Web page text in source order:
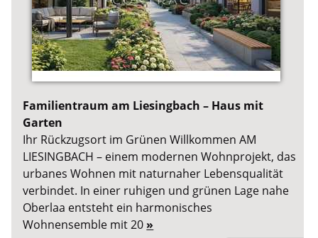
Familientraum am Liesingbach – Haus mit
Garten
Ihr Rückzugsort im Grünen Willkommen AM
LIESINGBACH – einem modernen Wohnprojekt, das
urbanes Wohnen mit naturnaher Lebensqualität
verbindet. In einer ruhigen und grünen Lage nahe
Oberlaa entsteht ein harmonisches
Wohnensemble mit 20 »